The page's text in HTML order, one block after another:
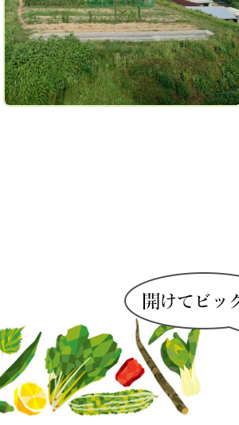
菜防虫ネットで覆う対策をするなど見た目
の良さにもこだわるようになりましたが、
スーパーに並んでいるような形の整った綺
麗な野菜をご希望の方、虫は絶対NGの方
はご遠慮いただきますようお願い致しま
す。 また、ゴヒイキお客様の『少しの
ひいきのほど宜しくお願い致します。
野菜の種蒔き、植付け、成育状況などをイ
ンスタグラムに投稿していますので宜しけ
ればアカウント『anchannouen』を覗い
てみて下さい。